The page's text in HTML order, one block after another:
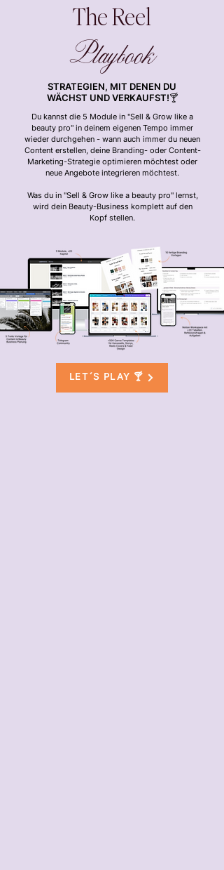
The Reel
Playbook
STRATEGIEN, MIT DENEN DU
WÄCHST UND VERKAUFST!🍸
Du kannst die 5 Module in "Sell & Grow like a
beauty pro" in deinem eigenen Tempo immer
wieder durchgehen - wann auch immer du neuen
Content erstellen, deine Branding- oder Content-
Marketing-Strategie optimieren möchtest oder
neue Angebote integrieren möchtest.
Was du in "Sell & Grow like a beauty pro" lernst,
wird dein Beauty-Business komplett auf den
Kopf stellen.
LET´S PLAY 🍸